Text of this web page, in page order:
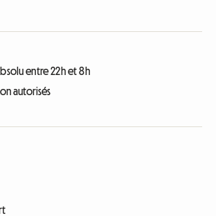
entre 22h et 8h
autorisés